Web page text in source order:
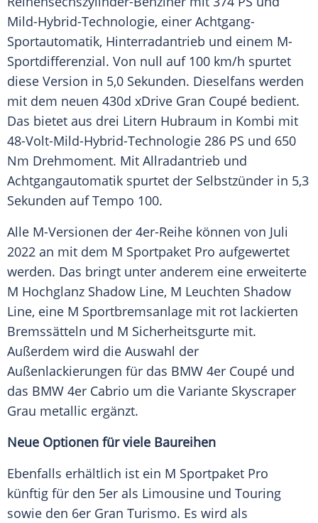
Mild-Hybrid-Technologie, einer Achtgang-
Sportautomatik, Hinterradantrieb und einem M-
Sportdifferenzial. Von null auf 100 km/h spurtet
diese Version in 5,0 Sekunden. Dieselfans werden
mit dem neuen 430d xDrive Gran Coupé bedient.
Das bietet aus drei Litern Hubraum in Kombi mit
48-Volt-Mild-Hybrid-Technologie 286 PS und 650
Nm Drehmoment. Mit Allradantrieb und
Achtgangautomatik spurtet der Selbstzünder in 5,3
Sekunden auf Tempo 100.
Alle M-Versionen der 4er-Reihe können von Juli
2022 an mit dem M Sportpaket Pro aufgewertet
werden. Das bringt unter anderem eine erweiterte
M Hochglanz Shadow Line, M Leuchten Shadow
Line, eine M Sportbremsanlage mit rot lackierten
Bremssätteln und M Sicherheitsgurte mit.
Außerdem wird die Auswahl der
Außenlackierungen für das BMW 4er Coupé und
das BMW 4er Cabrio um die Variante Skyscraper
Grau metallic ergänzt.
Neue Optionen für viele Baureihen
Ebenfalls erhältlich ist ein M Sportpaket Pro
künftig für den 5er als Limousine und Touring
sowie den 6er Gran Turismo. Es wird als